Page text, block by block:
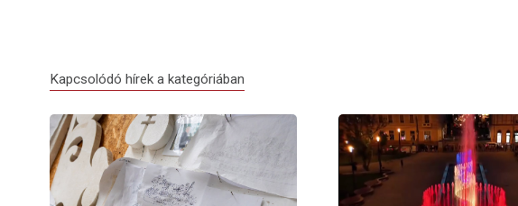
Kapcsolódó hírek a kategóriában